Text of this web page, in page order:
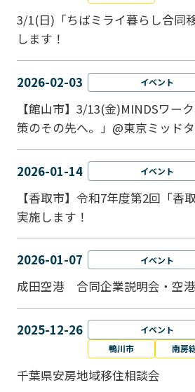
3/1(日)「ちばミライ暮らし合同
します！
2026-02-03 イベント
【館山市】3/13(金)MINDSワー
策のその先へ。」@東京ミッド
2026-01-14 イベント
【香取市】令和7年度第2回「香
実施します！
2026-01-07 イベント
成田空港 合同企業説明会・空
2025-12-26 イベント
鴨川市
南房
千葉県安房地域移住相談会